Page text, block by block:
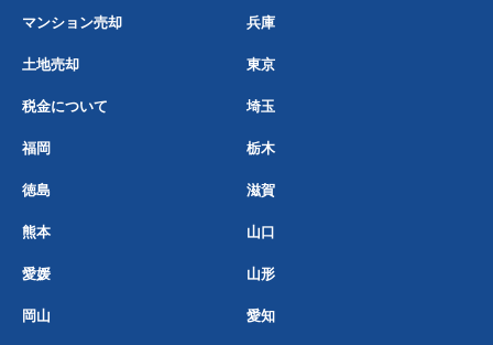
マンション売却 兵庫
土地売却 東京
税金について 埼玉
福岡 栃木
徳島 滋賀
熊本 山口
愛媛 山形
岡山 愛知